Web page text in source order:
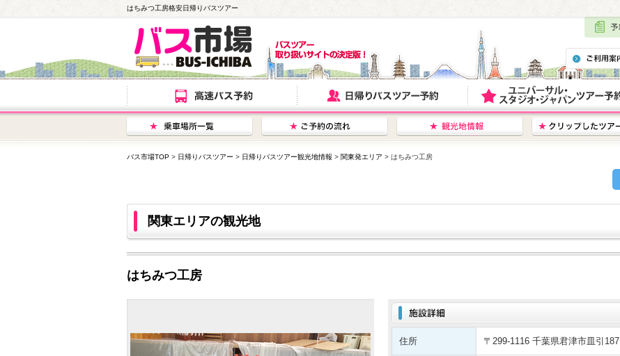
はちみつ工房格安日帰りバスツアー
バス市場TOP > 日帰りバスツアー > 日帰りバスツアー観光地情報 > 関東発エリア > はちみつ工房
関東エリアの観光地
はちみつ工房
住所 〒299-1116 千葉県君津市皿引187